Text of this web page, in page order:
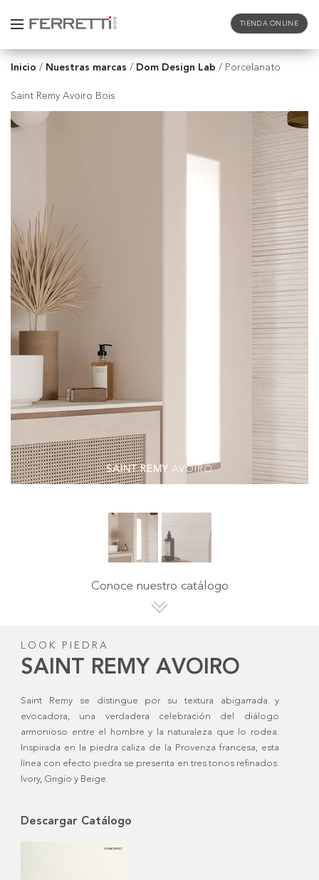
TIENDA ONLINE
Inicio / Nuestras marcas / Dom Design Lab / Porcelanato
Saint Remy Avoiro Bois
SAINT REMY AVOIRO
Conoce nuestro catálogo
Descargar Catálogo
LOOK PIEDRA
SAINT REMY AVOIRO
Saint Remy se distingue por su textura abigarrada y
evocadora, una verdadera celebración del diálogo
armonioso entre el hombre y la naturaleza que lo rodea.
Inspirada en la piedra caliza de la Provenza francesa, esta
línea con efecto piedra se presenta en tres tonos refinados:
Ivory, Grigio y Beige.